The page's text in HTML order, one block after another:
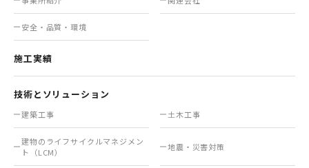
安全・品質・環境
施工実績
技術とソリューション
建築工事 土木工事
建物のライフサイクルマネジメン
ト（LCM）
地震・災害対策